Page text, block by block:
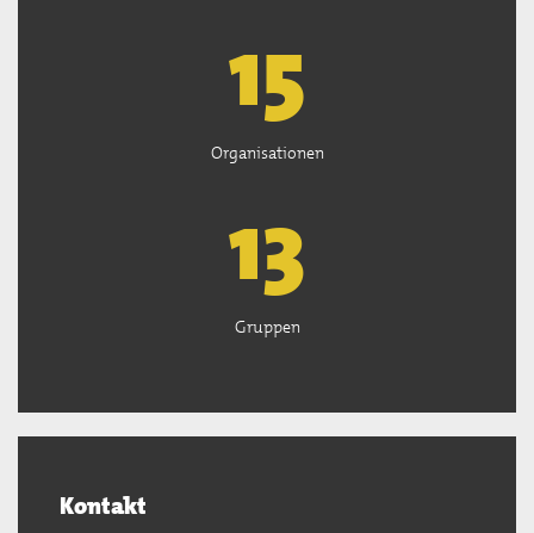
15
Organisationen
13
Gruppen
Kontakt